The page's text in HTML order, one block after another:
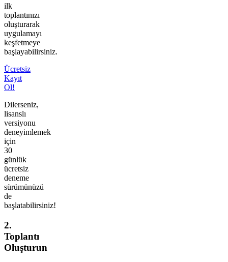
ilk
toplantınızı
oluşturarak
uygulamayı
keşfetmeye
başlayabilirsiniz.
Ücretsiz
Kayıt
Ol!
Dilerseniz,
lisanslı
versiyonu
deneyimlemek
için
30
günlük
ücretsiz
deneme
sürümünüzü
de
başlatabilirsiniz!
2.
Toplantı
Oluşturun